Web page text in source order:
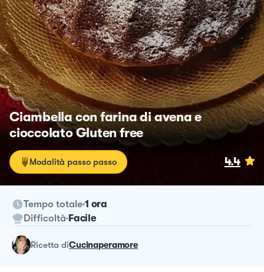
Ciambella con farina di avena e
cioccolato Gluten free
Modalità passo passo 4.4
Tempo totale 1 ora
Difficoltà Facile
ricetta diCucinaperamore